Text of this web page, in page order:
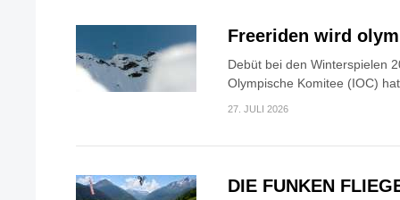
Freeriden wird
Debüt bei den Winterspielen
Olympische Komitee (IOC)
27. JULI 2026
DIE FUNKEN